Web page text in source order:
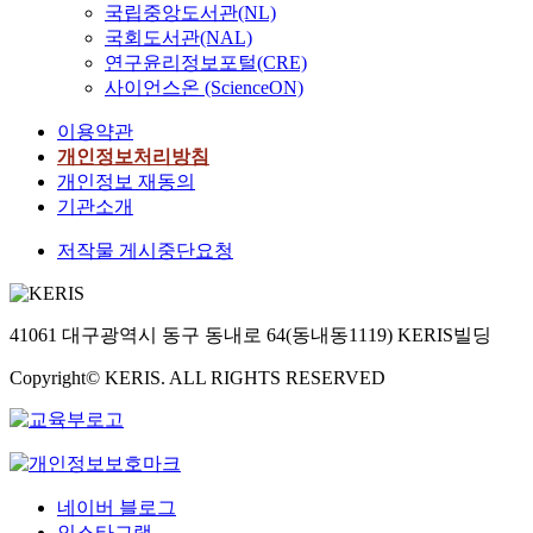
국립중앙도서관(NL)
국회도서관(NAL)
연구윤리정보포털(CRE)
사이언스온 (ScienceON)
이용약관
개인정보처리방침
개인정보 재동의
기관소개
저작물 게시중단요청
41061 대구광역시 동구 동내로 64(동내동1119) KERIS빌딩
Copyright© KERIS. ALL RIGHTS RESERVED
네이버 블로그